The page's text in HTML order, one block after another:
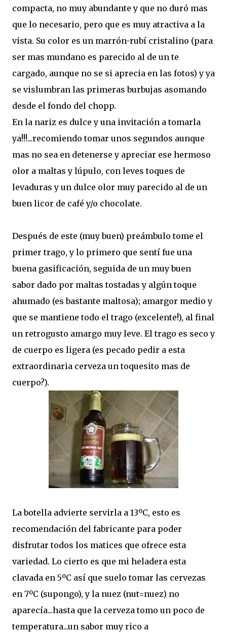
compacta, no muy abundante y que no duró mas
que lo necesario, pero que es muy atractiva a la
vista. Su color es un marrón-rubí cristalino (para
ser mas mundano es parecido al de un te
cargado, aunque no se si aprecia en las fotos) y ya
se vislumbran las primeras burbujas asomando
desde el fondo del chopp.
En la nariz es dulce y una invitación a tomarla
ya!!!...recomiendo tomar unos segundos aunque
mas no sea en detenerse y apreciar ese hermoso
olor a maltas y lúpulo, con leves toques de
levaduras y un dulce olor muy parecido al de un
buen licor de café y/o chocolate.
Después de este (muy buen) preámbulo tome el
primer trago, y lo primero que sentí fue una
buena gasificación, seguida de un muy buen
sabor dado por maltas tostadas y algún toque
ahumado (es bastante maltosa); amargor medio y
que se mantiene todo el trago (excelente!), al final
un retrogusto amargo muy leve. El trago es seco y
de cuerpo es ligera (es pecado pedir a esta
extraordinaria cerveza un toquesito mas de
cuerpo?).
La botella advierte servirla a 13ºC, esto es
recomendación del fabricante para poder
disfrutar todos los matices que ofrece esta
variedad. Lo cierto es que mi heladera esta
clavada en 5ºC así que suelo tomar las cervezas
en 7ºC (supongo), y la nuez (nut=nuez) no
aparecía...hasta que la cerveza tomo un poco de
temperatura...un sabor muy rico a